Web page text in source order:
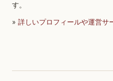
す。
» 詳しいプロフィールや運営サ